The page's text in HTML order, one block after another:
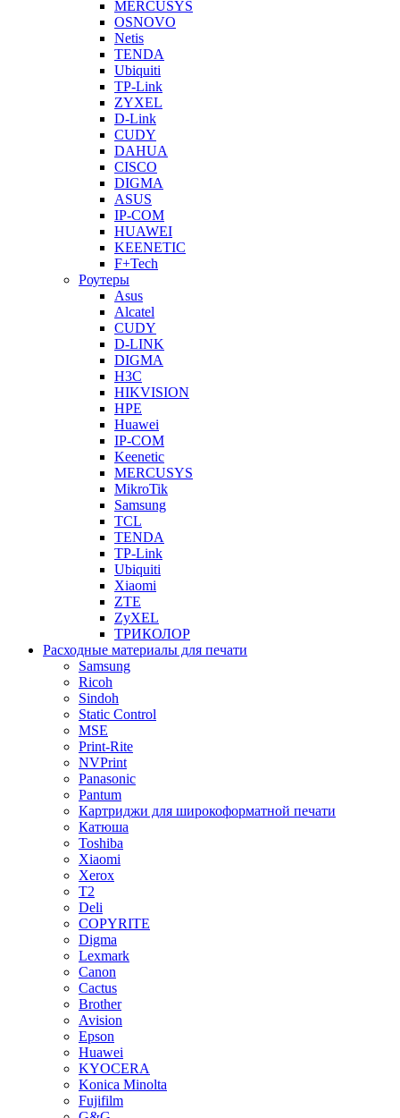
MERCUSYS
OSNOVO
Netis
TENDA
Ubiquiti
TP-Link
ZYXEL
D-Link
CUDY
DAHUA
CISCO
DIGMA
ASUS
IP-COM
HUAWEI
KEENETIC
F+Tech
Роутеры
Asus
Alcatel
CUDY
D-LINK
DIGMA
H3C
HIKVISION
HPE
Huawei
IP-COM
Keenetic
MERCUSYS
MikroTik
Samsung
TCL
TENDA
TP-Link
Ubiquiti
Xiaomi
ZTE
ZyXEL
ТРИКОЛОР
Расходные материалы для печати
Samsung
Ricoh
Sindoh
Static Control
MSE
Print-Rite
NVPrint
Panasonic
Pantum
Картриджи для широкоформатной печати
Катюша
Toshiba
Xiaomi
Xerox
T2
Deli
COPYRITE
Digma
Lexmark
Canon
Cactus
Brother
Avision
Epson
Huawei
KYOCERA
Konica Minolta
Fujifilm